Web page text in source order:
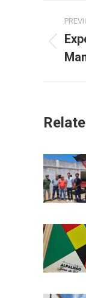
Post
post: